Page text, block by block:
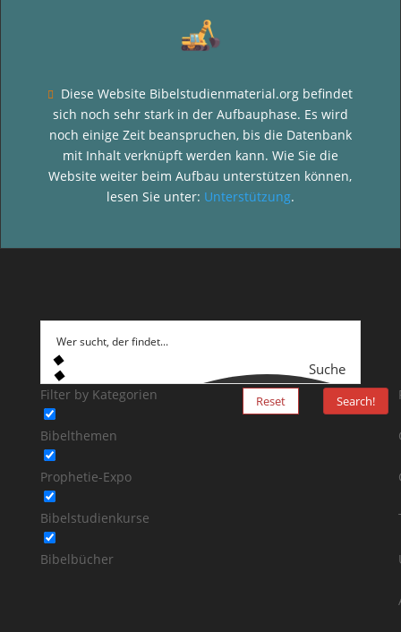

Diese Website Bibelstudienmaterial.org befindet
sich noch sehr stark in der Aufbauphase. Es wird
noch einige Zeit beanspruchen, bis die Datenbank
mit Inhalt verknüpft werden kann. Wie Sie die
Website weiter beim Aufbau unterstützen können,
lesen Sie unter: Unterstützung.
Suche
Filter by Kategorien
Bibelthemen
Prophetie-Expo
Bibelstudienkurse
Bibelbücher
Reset Search!